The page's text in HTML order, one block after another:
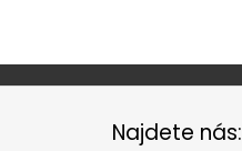
Najdete nás: